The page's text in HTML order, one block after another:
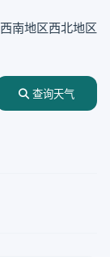
西南地区西北地区
查询天气